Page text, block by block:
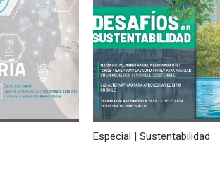
Especial | Sustentabilidad